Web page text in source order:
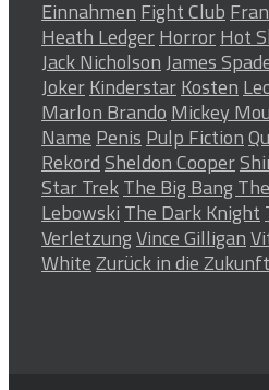
Einnahmen Fight Club
Heath LedgerHorrorHot
Jack NicholsonJames
JokerKinderstarKosten
Marlon Brando Mickey
Name Penis Pulp Fiction
RekordSheldon Cooper
Star TrekThe Big Bang
Lebowski The Dark Knight
VerletzungVince Gilligan
WhiteZurück in die Zukunft